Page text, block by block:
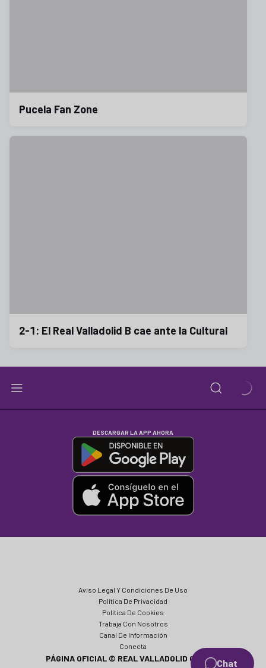
Chat
Pucela Fan Zone
2-1: El Real Valladolid B cae ante la Cultural
DESCARGAR LA APP AHORA
Aviso Legal Y Condiciones De Uso
Política De Privacidad
Política De Cookies
Trabaja Con Nosotros
Canal De Información
Conecta
PÁGINA OFICIAL © REAL VALLADOLID CF 2024